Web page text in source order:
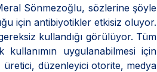
Sönmezoğlu, sözlerine şöyle
için antibiyotikler etkisiz oluyor.
kullandığı görülüyor. Tüm
uygulanabilmesi için
üretici, düzenleyici otorite, medya